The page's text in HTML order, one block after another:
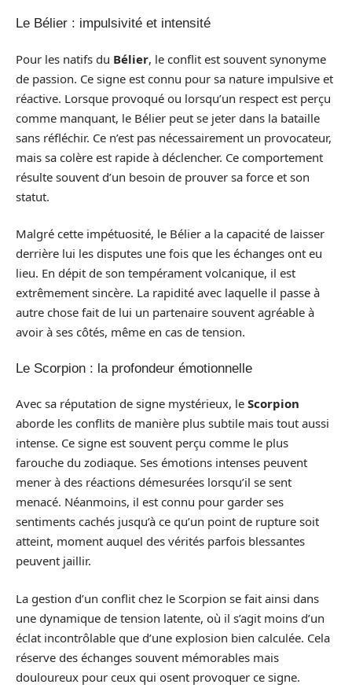
Le Bélier : impulsivité et intensité
Pour les natifs du Bélier, le conflit est souvent synonyme
de passion. Ce signe est connu pour sa nature impulsive et
réactive. Lorsque provoqué ou lorsqu’un respect est perçu
comme manquant, le Bélier peut se jeter dans la bataille
sans réfléchir. Ce n’est pas nécessairement un provocateur,
mais sa colère est rapide à déclencher. Ce comportement
résulte souvent d’un besoin de prouver sa force et son
statut.
Malgré cette impétuosité, le Bélier a la capacité de laisser
derrière lui les disputes une fois que les échanges ont eu
lieu. En dépit de son tempérament volcanique, il est
extrêmement sincère. La rapidité avec laquelle il passe à
autre chose fait de lui un partenaire souvent agréable à
avoir à ses côtés, même en cas de tension.
Le Scorpion : la profondeur émotionnelle
Avec sa réputation de signe mystérieux, le Scorpion
aborde les conflits de manière plus subtile mais tout aussi
intense. Ce signe est souvent perçu comme le plus
farouche du zodiaque. Ses émotions intenses peuvent
mener à des réactions démesurées lorsqu’il se sent
menacé. Néanmoins, il est connu pour garder ses
sentiments cachés jusqu’à ce qu’un point de rupture soit
atteint, moment auquel des vérités parfois blessantes
peuvent jaillir.
La gestion d’un conflit chez le Scorpion se fait ainsi dans
une dynamique de tension latente, où il s’agit moins d’un
éclat incontrôlable que d’une explosion bien calculée. Cela
réserve des échanges souvent mémorables mais
douloureux pour ceux qui osent provoquer ce signe.